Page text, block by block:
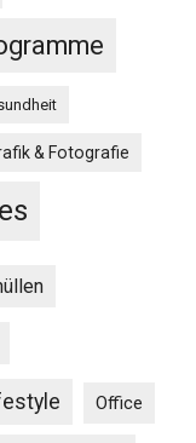
& Fotografie
Office